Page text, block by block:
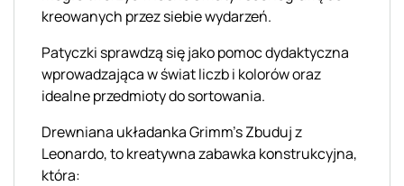
kreowanych przez siebie wydarzeń.
Patyczki sprawdzą się jako pomoc dydaktyczna
wprowadzająca w świat liczb i kolorów oraz
idealne przedmioty do sortowania.
Drewniana układankaGrimm's Zbuduj z
Leonardo, to kreatywna zabawka konstrukcyjna,
która: